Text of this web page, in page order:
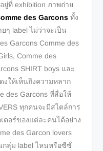
ภาพถ่าย
des Garcons ทั้ง
ๆ label ไม่ว่าจะเป็น
Garcons Comme des
Comme des
SHIRT boys และ
งให้เห็นถึงความหลาก
des Garcons ที่สื่อให้
ทุกคนจะมีสไตล์การ
ตอร์ของแต่ละคนได้อย่าง
des Garcon lovers
กลุ่ม label ไหนหรือซีซั่